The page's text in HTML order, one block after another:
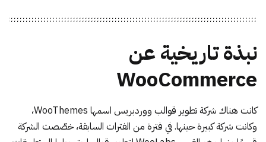
نبذة تاريخية عن
WooCommerce
كانت هناك شركة تطوير قوالب ووردبريس اسمها WooThemes،
وكانت شركة كبيرة حينها. في فترة من الفترات السابقة، خصّصت الشركة